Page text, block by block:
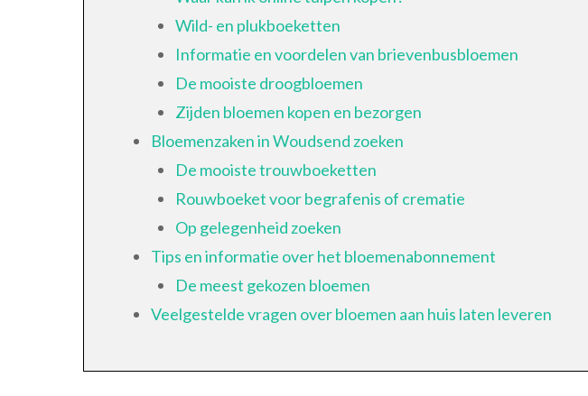
Wild- en plukboeketten
Informatie en voordelen van brievenbusbloemen
De mooiste droogbloemen
Zijden bloemen kopen en bezorgen
Bloemenzaken in Woudsend zoeken
De mooiste trouwboeketten
Rouwboeket voor begrafenis of crematie
Op gelegenheid zoeken
Tips en informatie over het bloemenabonnement
De meest gekozen bloemen
Veelgestelde vragen over bloemen aan huis laten leveren